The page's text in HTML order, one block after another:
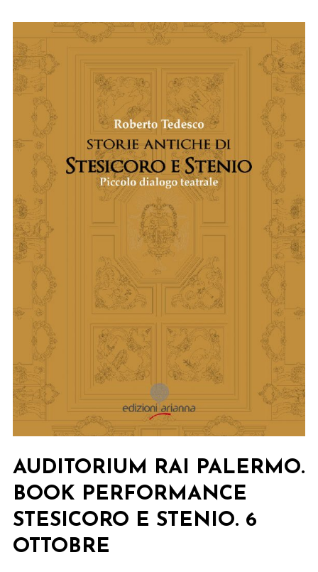
AUDITORIUM RAI PALERMO.
BOOK PERFORMANCE
STESICORO E STENIO. 6
OTTOBRE